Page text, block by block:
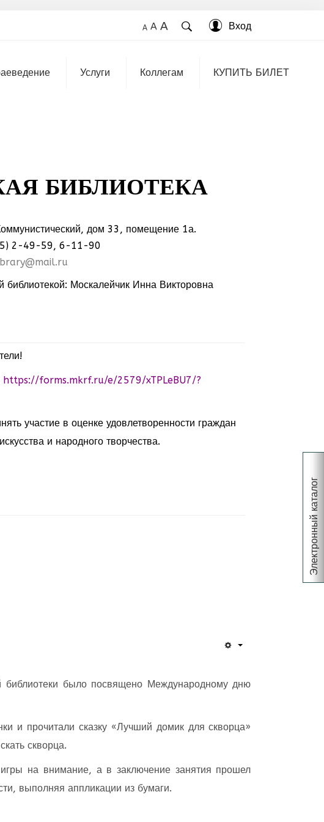
Электронный каталог
Вход
A A A
Услуги Коллегам КУПИТЬ БИЛЕТ
БИБЛИОТЕКА
дом 33, помещение 1а.
2-49-59, 6-11-90
Москалейчик Инна Викторовна
https://forms.mkrf.ru/e/2579/xTPLeBU7/?
участие в оценке удовлетворенности граждан
и народного творчества.
библиотеки было посвящено Международному дню
и прочитали сказку «Лучший домик для скворца»
скворца.
на внимание, а в заключение занятия прошел
выполняя аппликации из бумаги.